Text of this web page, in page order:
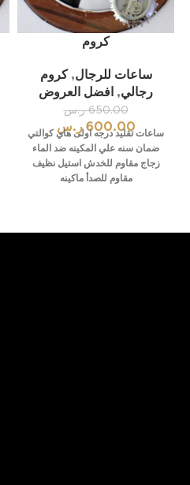
كروم
ساعات للرجال,كروم
رجالي, افضل العروض
650.00 ر.س
600.00 ر.س
ساعات تقليد درجه اولى هاي كوالتي
ضمان سنه علي المكينه ضد الماء
زجاج مقاوم للخدش استيل نظيف
مقاوم للصدأ ماكينه